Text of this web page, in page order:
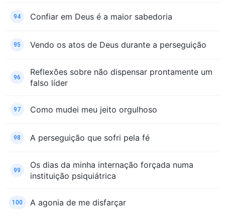
94 Confiar em Deus é a maior sabedoria
95 Vendo os atos de Deus durante a perseguição
96
Reflexões sobre não dispensar prontamente um
falso líder
97 Como mudei meu jeito orgulhoso
98 A perseguição que sofri pela fé
99
Os dias da minha internação forçada numa
instituição psiquiátrica
100 A agonia de me disfarçar